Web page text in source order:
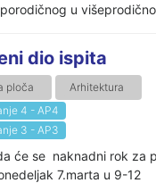
u
dio ispita
ploča
Arhitektura
4 - AP4
3 - AP3
će se naknadni rok za
7.marta u 9-12